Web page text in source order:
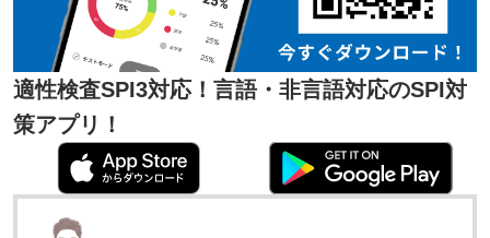
適性検査SPI3対応！言語・非言語対応のSPI対
策アプリ！